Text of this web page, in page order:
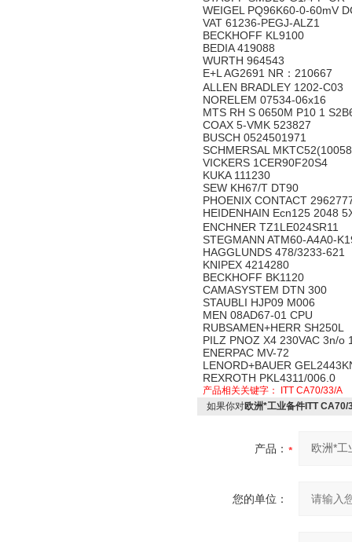
WEIGEL PQ96K60-0-60mV
VAT 61236-PEGJ-ALZ1
BECKHOFF KL9100
BEDIA 419088
WURTH 964543
E+L AG2691 NR：210667
ALLEN BRADLEY 1202-C03
NORELEM 07534-06x16
MTS RH S 0650M P10 1
COAX 5-VMK 523827
BUSCH 0524501971
SCHMERSAL
VICKERS 1CER90F20S4
KUKA 111230
SEW KH67/T DT90
PHOENIX CONTACT
HEIDENHAIN Ecn125 2048
ENCHNER TZ1LE024SR11
STEGMANN ATM60-A4A0-
HAGGLUNDS 478/3233-621
KNIPEX 4214280
BECKHOFF BK1120
CAMASYSTEM DTN 300
STAUBLI HJP09 M006
MEN 08AD67-01 CPU
RUBSAMEN+HERR SH250L
PILZ PNOZ X4 230VAC 3n/o
ENERPAC MV-72
LENORD+BAUER
REXROTH PKL4311/006.0
产品相关关键字：
ITT CA70/33/A
如果你对欧洲*工业备件ITT CA70/
产品：
您的单位：